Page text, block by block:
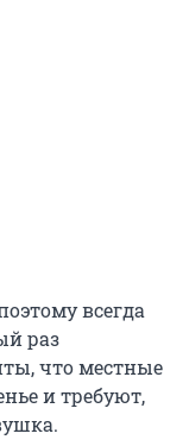
всегда
раз
что местные
и требуют,